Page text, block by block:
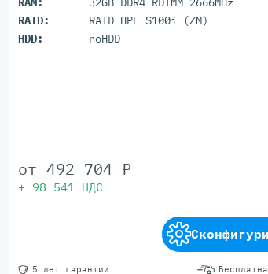
RAID:
RAID HPE S100i (ZM)
HDD:
noHDD
5 лет гарантии
от 492 704 ₽
+ 98 541 НДС